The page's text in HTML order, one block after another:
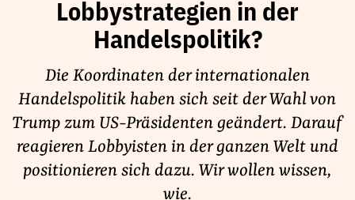
Publikationen und Material
Unsere Schwerpunkte
Lobbykontrolle und Regeln
Lobbyismus und Klima
Macht der Digitalkonzerne
Spenden & Fördern
Lobbystrategien in der
Handelspolitik?
Die Koordinaten der internationalen
Handelspolitik haben sich seit der Wahl von
Trump zum US-Präsidenten geändert. Darauf
reagieren Lobbyisten in der ganzen Welt und
positionieren sich dazu. Wir wollen wissen,
wie.